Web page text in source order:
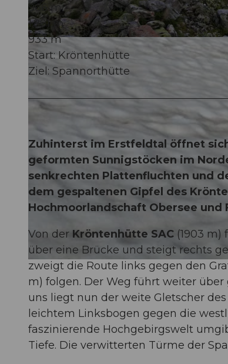
© Sanna Laurén, Verein Urner Wanderwege |CC-BY
© Markus Fehlmann, Verein Urner Wanderwege |CC-BY
966 m
1.891 m
933 m
Start: Kröntenhütte
Ziel: Spannorthütte
Zuhinterst im Erstfeldtal öffnet
geformten Sunnigstöcken im
senkrechten Plattenfluchten und
dem gespaltenen Gipfel des
Hochmoorlandschaft Obersee und
Von der Kröntenhütte SAC (1903
über eine Brücke und steigt rechts
zweigt die Route links gegen den
m) folgen. Der Weg führt weiter
uns liegt nun der weite Gletscher des
leichtem Linksbogen gegen die
faszinierende Hochgebirgswelt
Tiefe. Die verwitterten Türme der